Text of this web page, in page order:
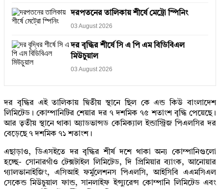
দরপতনের তালিকায় শীর্ষে মেট্রো স্পিনিং
03 August 2026
দর বৃদ্ধির শীর্ষে সি এ পি এম বিডিবিএল
মিউচুয়াল
03 August 2026
দর বৃদ্ধির এই তালিকায় দ্বিতীয় স্থানে ছিল কে এন্ড কিউ বাংলাদেশ
লিমিটেড। কোম্পানিটির শেয়ার দর ৭ দশমিক ৭৫ শতাংশ বৃদ্ধি পেয়েছে।
আর তৃতীয় স্থানে থাকা অ্যাডভান্সড কেমিক্যাল ইন্ডাস্ট্রিজ পিএলসির দর
বেড়েছে ৭ দশমিক ৭১ শতাংশ।
এছাড়াও, ডিএসইতে দর বৃদ্ধির শীর্ষ দশে থাকা অন্য কোম্পানিগুলো
হচ্ছে- সোনারগাঁও টেক্সটাইল লিমিটেড, দি প্রিমিয়ার ব্যাংক, আনোয়ার
গ্যালভানাইজিং, এসিআই ফর্মুলেশনস পিএলসি, আইসিবি এএমসিএল
সেকেন্ড মিউচুয়াল ফান্ড, সানলাইফ ইন্স্যুরেন্স কোম্পানি লিমিটেড এবং